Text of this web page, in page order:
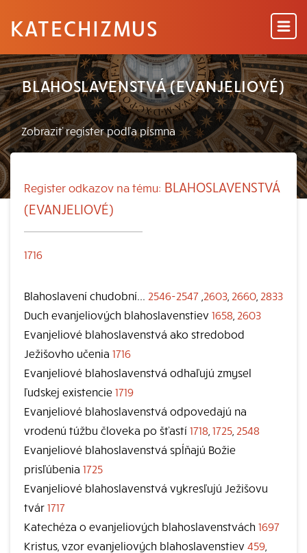
KATECHIZMUS
BLAHOSLAVENSTVÁ (EVANJELIOVÉ)
Register odkazov na tému: BLAHOSLAVENSTVÁ
(EVANJELIOVÉ)
1716
Blahoslavení chudobní... 2546-2547 2603 2660 2833
Duch evanjeliových blahoslavenstiev 1658 2603
Evanjeliové blahoslavenstvá ako stredobod
Ježišovho učenia 1716
Evanjeliové blahoslavenstvá odhaľujú zmysel
ľudskej existencie 1719
Evanjeliové blahoslavenstvá odpovedajú na
vrodenú túžbu človeka po šťastí 1718 1725 2548
Evanjeliové blahoslavenstvá spĺňajú Božie
prisľúbenia 1725
Evanjeliové blahoslavenstvá vykresľujú Ježišovu
tvár 1717
Katechéza o evanjeliových blahoslavenstvách 1697
Kristus, vzor evanjeliových blahoslavenstiev 459